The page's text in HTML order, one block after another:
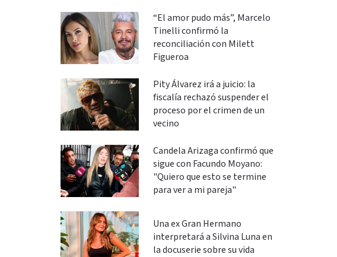
“El amor pudo más”, Marcelo
Tinelli confirmó la
reconciliación con Milett
Figueroa
Pity Álvarez irá a juicio: la
fiscalía rechazó suspender el
proceso por el crimen de un
vecino
Candela Arizaga confirmó que
sigue con Facundo Moyano:
"Quiero que esto se termine
para ver a mi pareja"
Una ex Gran Hermano
interpretará a Silvina Luna en
la docuserie sobre su vida